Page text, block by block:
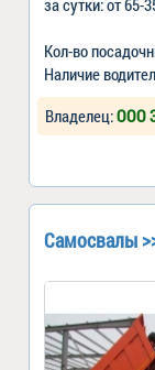
Кол-во
Наличие
Владелец:ООО
Самосвалы